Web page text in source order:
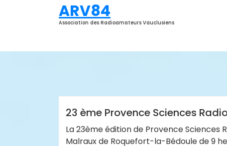
ARV84
Association des Radioamateurs Vauclusiens
Actualités
23 ème Provence Sciences
La 23ème édition de Provence Sciences
Malraux de Roquefort-la-Bédoule de 9